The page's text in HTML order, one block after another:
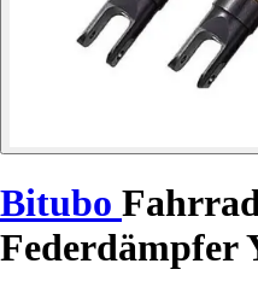
Bitubo
Federdämpfer